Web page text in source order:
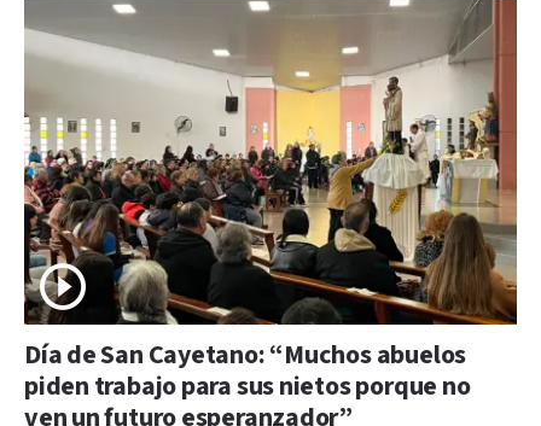
Día de San Cayetano: “Muchos abuelos
piden trabajo para sus nietos porque no
ven un futuro esperanzador”